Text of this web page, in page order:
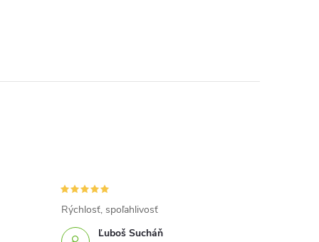
Ľuboš Sucháň
Rýchlosť, spoľahlivosť